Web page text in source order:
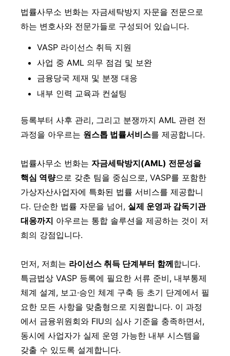
법률사무소 번화는 자금세탁방지 자문을 전문으로
하는 변호사와 전문가들로 구성되어 있습니다.
VASP 라이선스 취득 지원
사업 중 AML 의무 점검 및 보완
금융당국 제재 및 분쟁 대응
내부 인력 교육과 컨설팅
등록부터 사후 관리, 그리고 분쟁까지 AML 관련 전
과정을 아우르는 원스톱 법률서비스를 제공합니다.
법률사무소 번화는 자금세탁방지(AML) 전문성을
핵심 역량으로 갖춘 팀을 중심으로, VASP를 포함한
가상자산사업자에 특화된 법률 서비스를 제공합니
다. 단순한 법률 자문을 넘어, 실제 운영과 감독기관
대응까지 아우르는 통합 솔루션을 제공하는 것이 저
희의 강점입니다.
먼저, 저희는 라이선스 취득 단계부터 함께합니다.
특금법상 VASP 등록에 필요한 서류 준비, 내부통제
체계 설계, 보고·승인 체계 구축 등 초기 단계에서 필
요한 모든 사항을 맞춤형으로 지원합니다. 이 과정
에서 금융위원회와 FIU의 심사 기준을 충족하면서,
동시에 사업자가 실제 운영 가능한 내부 시스템을
갖출 수 있도록 설계합니다.